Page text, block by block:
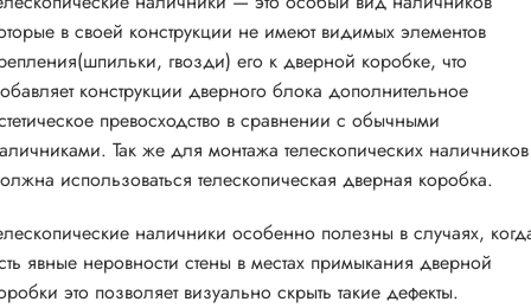
в своей конструкции не имеют видимых элементов
гвозди) его к дверной коробке, что
конструкции дверного блока дополнительное
превосходство в сравнении с обычными
Так же для монтажа телескопических наличников
использоваться телескопическая дверная коробка.
наличники особенно полезны в случаях,
явные неровности стены в местах примыкания дверной
это позволяет визуально скрыть такие дефекты.